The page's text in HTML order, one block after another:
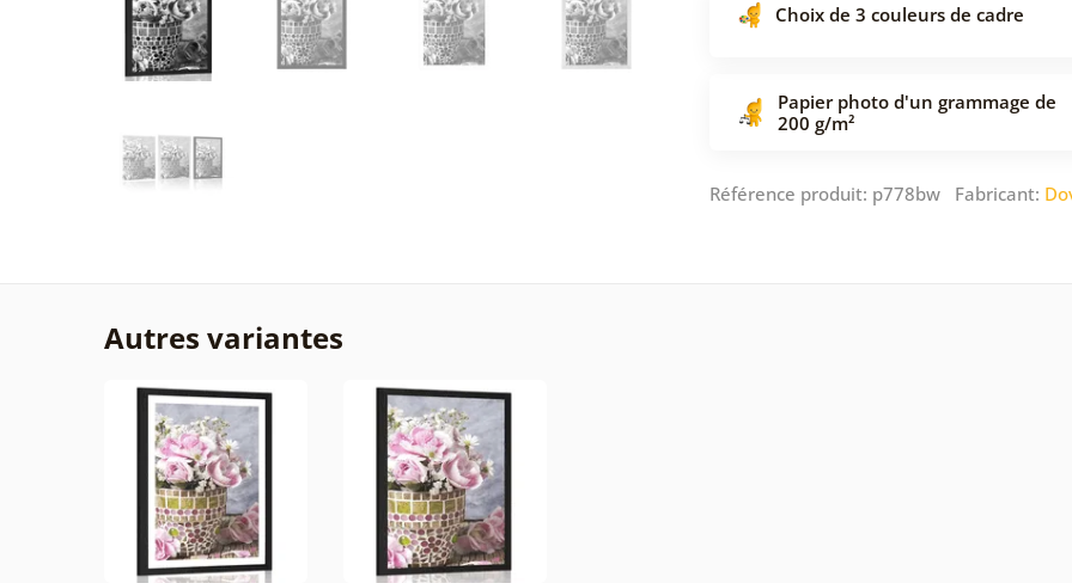
Choix de 3 couleurs de cadre
Papier photo d'un grammage de
200 g/m²
Référence produit: p778bw Fabricant:
Autres variantes